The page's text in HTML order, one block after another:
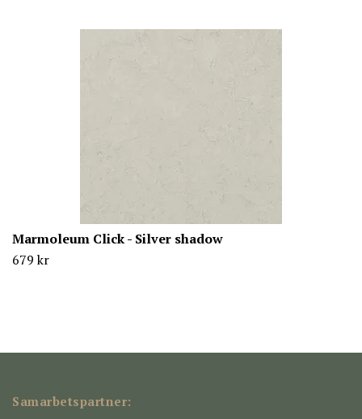
Marmoleum Click - Silver shadow
679 kr
Samarbetspartner: